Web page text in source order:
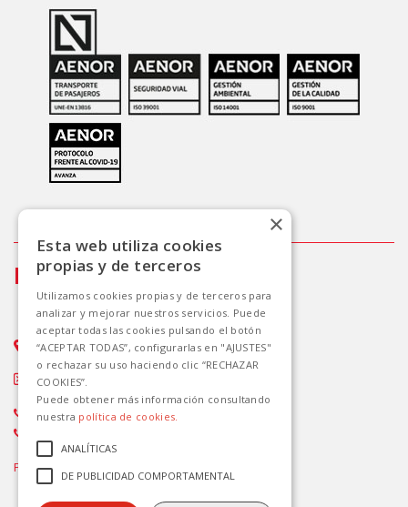
Info
Avda. Delfina Viudes,14 - 03183. Torrevieja
Info.torrevieja@avanzagrupo.com
(+34) 96 571 04 49
Paga de forma segura con:
Esta web utiliza cookies
propias y de terceros
Utilizamos cookies propias y de terceros para
analizar y mejorar nuestros servicios. Puede
aceptar todas las cookies pulsando el botón
“ACEPTAR TODAS”, configurarlas en "AJUSTES"
o rechazar su uso haciendo clic “RECHAZAR
COOKIES”.
Puede obtener más información consultando
nuestra política de cookies.
ANALÍTICAS
DE PUBLICIDAD COMPORTAMENTAL
×